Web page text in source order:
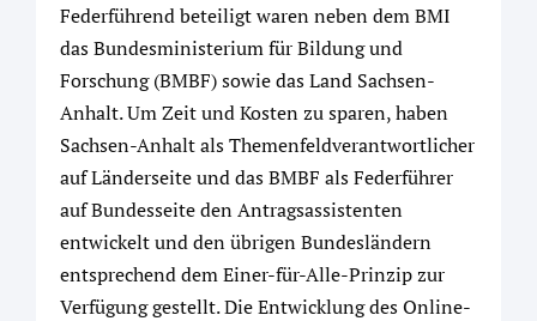
Federführend beteiligt waren neben dem BMI
das Bundesministerium für Bildung und
Forschung (BMBF) sowie das Land Sachsen-
Anhalt. Um Zeit und Kosten zu sparen, haben
Sachsen-Anhalt als Themenfeldverantwortlicher
auf Länderseite und das BMBF als Federführer
auf Bundesseite den Antragsassistenten
entwickelt und den übrigen Bundesländern
entsprechend dem Einer-für-Alle-Prinzip zur
Verfügung gestellt. Die Entwicklung des Online-